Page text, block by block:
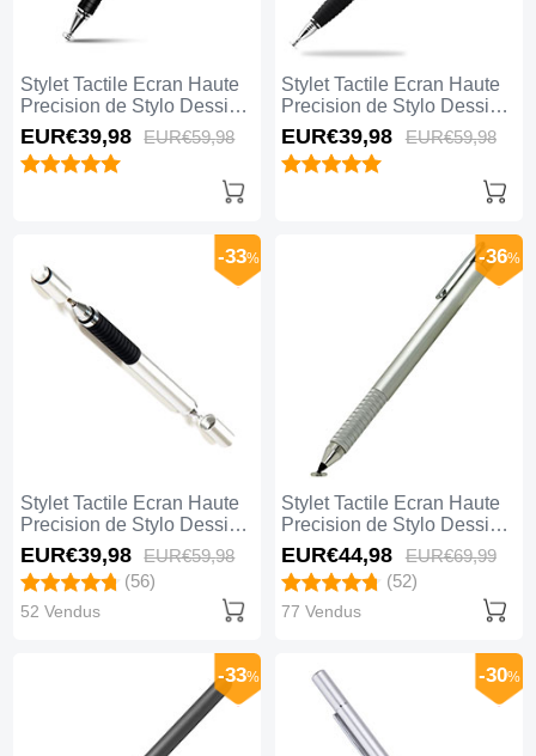
Stylet Tactile Ecran Haute
Precision de Stylo Dessin
Universel H04 Or Rose
EUR€39,98 EUR€59,98
Stylet Tactile Ecran Haute
Precision de Stylo Dessin
Universel H03 Rose Rouge
EUR€39,98 EUR€59,98
Stylet Tactile Ecran Haute
Precision de Stylo Dessin
Universel P15 Argent
-33%
EUR€39,98 EUR€59,98
(56)
52 Vendus
Stylet Tactile Ecran Haute
Precision de Stylo Dessin
Universel P14 Argent
-36%
EUR€44,98 EUR€69,99
(52)
77 Vendus
-33% -30%